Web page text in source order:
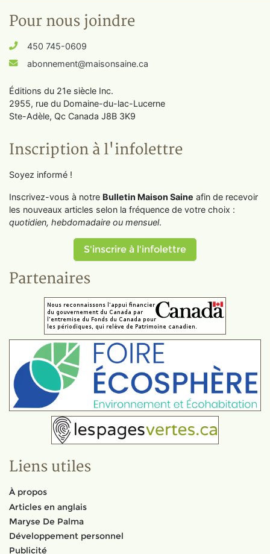
Pour nous joindre
450 745-0609
abonnement@maisonsaine.ca
Éditions du 21e siècle Inc.
2955, rue du Domaine-du-lac-Lucerne
Ste-Adèle, Qc Canada J8B 3K9
Inscription à l'infolettre
Soyez informé !
Inscrivez-vous à notre Bulletin Maison Saine afin de recevoir
les nouveaux articles selon la fréquence de votre choix :
quotidien, hebdomadaire ou mensuel.
S'inscrire à l'infolettre
Partenaires
Liens utiles
À propos
Articles en anglais
Maryse De Palma
Développement personnel
Publicité